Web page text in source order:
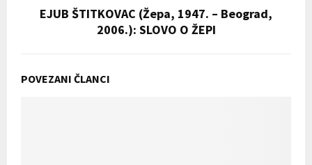
EJUB ŠTITKOVAC (Žepa, 1947. – Beograd,
2006.): SLOVO O ŽEPI
POVEZANI ČLANCI